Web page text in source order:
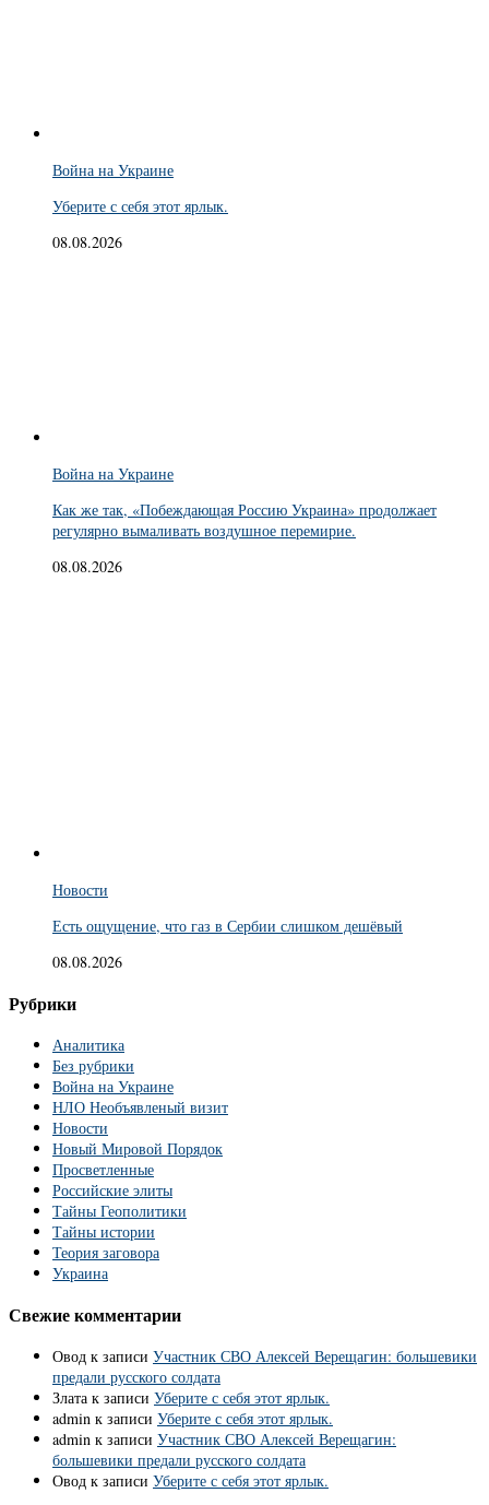
Война на Украине
Уберите с себя этот ярлык.
08.08.2026
Война на Украине
Как же так, «Побеждающая Россию Украина» продолжает
регулярно вымаливать воздушное перемирие.
08.08.2026
Новости
Есть ощущение, что газ в Сербии слишком дешёвый
08.08.2026
Рубрики
Аналитика
Без рубрики
Война на Украине
НЛО Необъявленый визит
Новости
Новый Мировой Порядок
Просветленные
Российские элиты
Тайны Геополитики
Тайны истории
Теория заговора
Украина
Свежие комментарии
Овод к записи Участник СВО Алексей Верещагин: большевики
предали русского солдата
Злата к записи Уберите с себя этот ярлык.
admin к записи Уберите с себя этот ярлык.
admin к записи Участник СВО Алексей Верещагин:
большевики предали русского солдата
Овод к записи Уберите с себя этот ярлык.